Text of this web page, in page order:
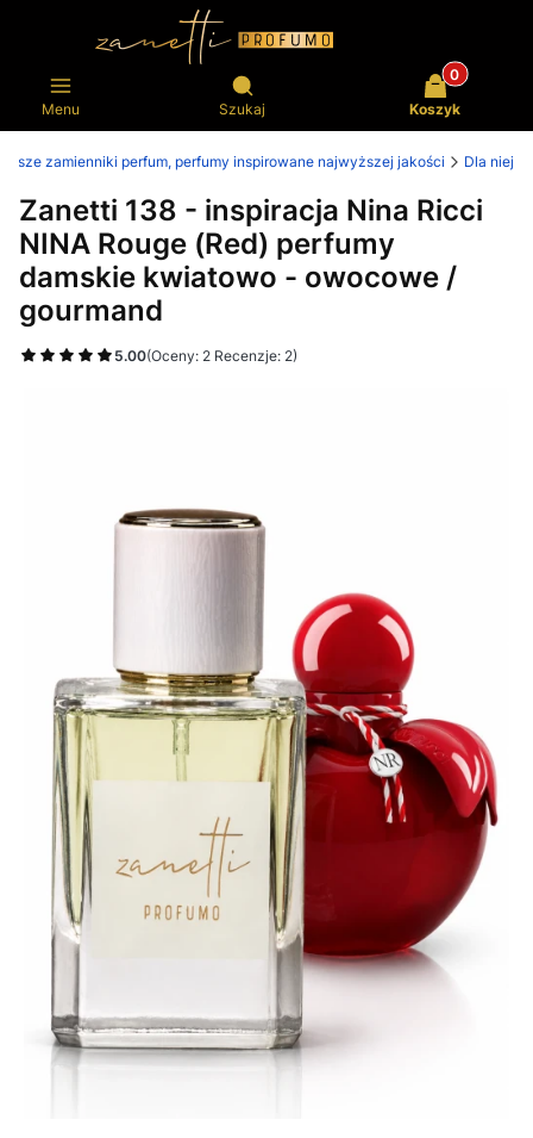
Menu
Otwórz wyszukiwarkę
Szukaj
Produkty w
Koszyk
zamienniki perfum, perfumy inspirowane najwyższej jakości Dla niej
Zanetti 138 - inspiracja Nina Ricci
NINA Rouge (Red) perfumy
damskie kwiatowo - owocowe /
gourmand
5.00(Oceny: 2 Recenzje: 2)